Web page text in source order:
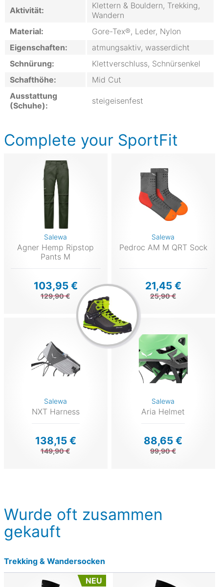
Aktivität:
Klettern & Bouldern, Trekking,
Wandern
Material:
Gore-Tex®, Leder, Nylon
Eigenschaften:
atmungsaktiv, wasserdicht
Schnürung:
Klettverschluss, Schnürsenkel
Schafthöhe:
Mid Cut
Ausstattung
(Schuhe):
steigeisenfest
Complete your SportFit
Salewa
Agner Hemp Ripstop
Pants M
103,95 €
129,90 €
Salewa
Pedroc AM M QRT Sock
21,45 €
25,90 €
Salewa
NXT Harness
138,15 €
149,90 €
Salewa
Aria Helmet
88,65 €
99,90 €
Wurde oft zusammen
gekauft
Trekking & Wandersocken
NEU